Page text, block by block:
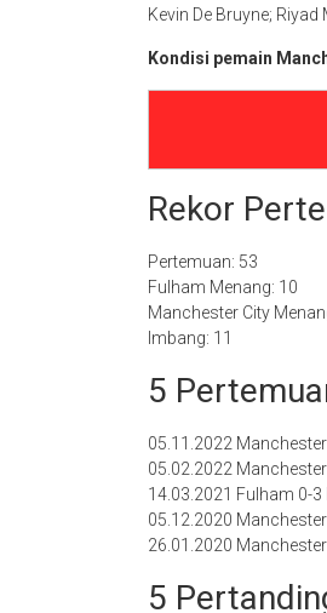
Kevin De Bruyne; Riyad
Kondisi pemain
Rekor
Pertemuan: 53
Fulham Menang: 10
Manchester City
Imbang: 11
5
05.11.2022
05.02.2022
14.03.2021 Fulham 0-
05.12.2020
26.01.2020
5